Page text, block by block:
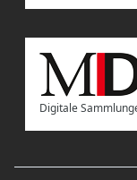
Digitale